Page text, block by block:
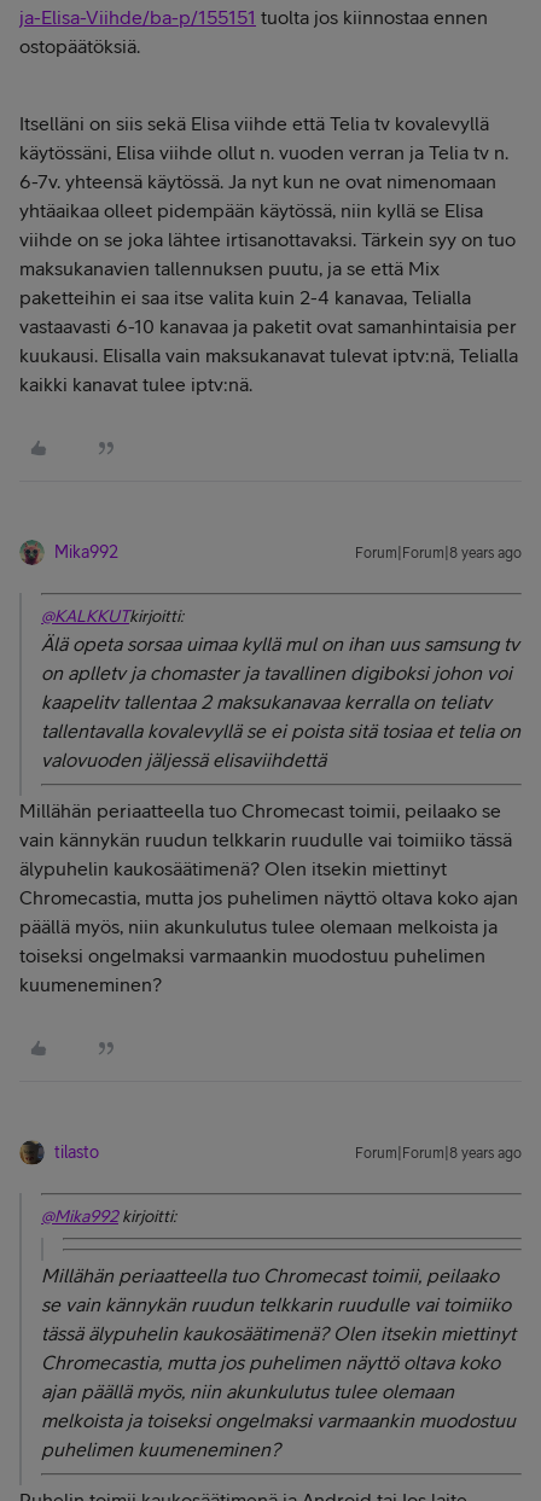
ja-Elisa-Viihde/ba-p/155151 tuolta jos kiinnostaa ennen
ostopäätöksiä.
Itselläni on siis sekä Elisa viihde että Telia tv kovalevyllä
käytössäni, Elisa viihde ollut n. vuoden verran ja Telia tv n.
6-7v. yhteensä käytössä. Ja nyt kun ne ovat nimenomaan
yhtäaikaa olleet pidempään käytössä, niin kyllä se Elisa
viihde on se joka lähtee irtisanottavaksi. Tärkein syy on tuo
maksukanavien tallennuksen puutu, ja se että Mix
paketteihin ei saa itse valita kuin 2-4 kanavaa, Telialla
vastaavasti 6-10 kanavaa ja paketit ovat samanhintaisia per
kuukausi. Elisalla vain maksukanavat tulevat iptv:nä, Telialla
kaikki kanavat tulee iptv:nä.
Mika992 Forum|Forum|8 years ago
@KALKKUTkirjoitti:
Älä opeta sorsaa uimaa kyllä mul on ihan uus samsung tv
on aplletv ja chomaster ja tavallinen digiboksi johon voi
kaapelitv tallentaa 2 maksukanavaa kerralla on teliatv
tallentavalla kovalevyllä se ei poista sitä tosiaa et telia on
valovuoden jäljessä elisaviihdettä
Millähän periaatteella tuo Chromecast toimii, peilaako se
vain kännykän ruudun telkkarin ruudulle vai toimiiko tässä
älypuhelin kaukosäätimenä? Olen itsekin miettinyt
Chromecastia, mutta jos puhelimen näyttö oltava koko ajan
päällä myös, niin akunkulutus tulee olemaan melkoista ja
toiseksi ongelmaksi varmaankin muodostuu puhelimen
kuumeneminen?
tilasto Forum|Forum|8 years ago
@Mika992kirjoitti:
Millähän periaatteella tuo Chromecast toimii, peilaako
se vain kännykän ruudun telkkarin ruudulle vai toimiiko
tässä älypuhelin kaukosäätimenä? Olen itsekin miettinyt
Chromecastia, mutta jos puhelimen näyttö oltava koko
ajan päällä myös, niin akunkulutus tulee olemaan
melkoista ja toiseksi ongelmaksi varmaankin muodostuu
puhelimen kuumeneminen?